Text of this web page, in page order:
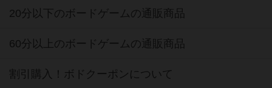
20分以下のボードゲームの通販商品
60分以上のボードゲームの通販商品
割引購入！ボドクーポンについて